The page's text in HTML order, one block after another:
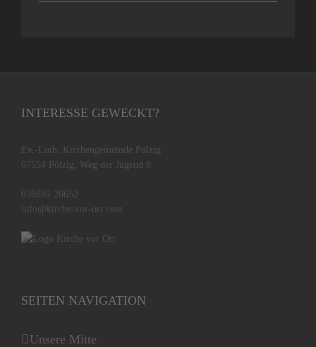
INTERESSE GEWECKT?
Ev.-Luth. Kirchengemeinde Pölzig
07554 Pölzig, Weg der Jugend 8
036695 20652
info@kirche-vor-ort.com
SEITEN NAVIGATION
Unsere Mitte